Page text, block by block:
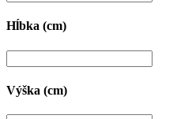
Hĺbka (cm)
Výška (cm)